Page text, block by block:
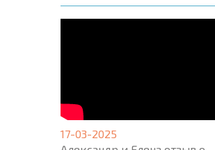
17-03-2025